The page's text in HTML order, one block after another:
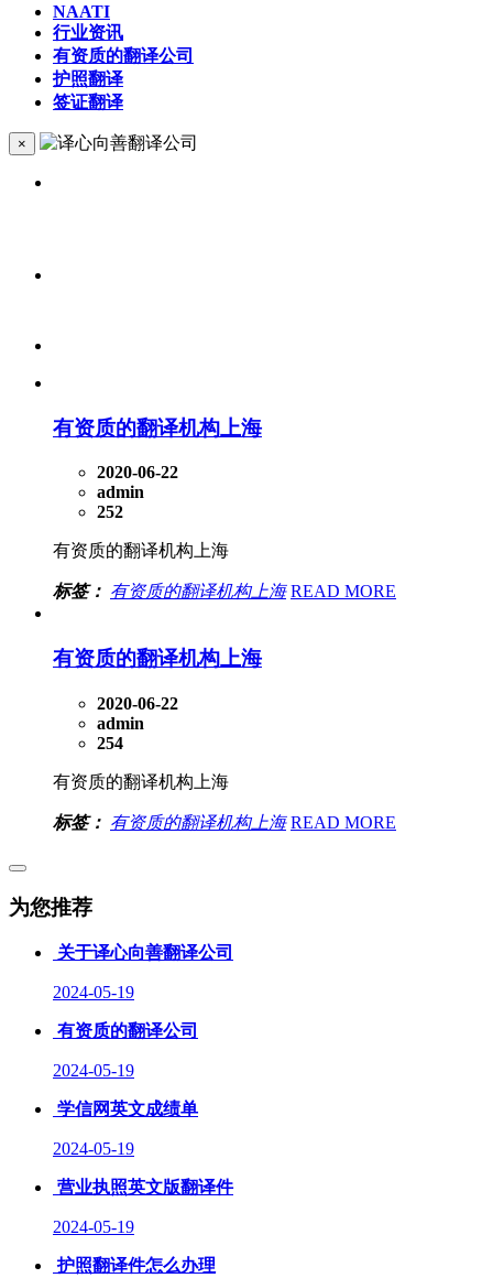
NAATI
行业资讯
有资质的翻译公司
护照翻译
签证翻译
×
有资质的翻译机构上海
2020-06-22
admin
252
有资质的翻译机构上海
标签： 有资质的翻译机构上海 READ MORE
有资质的翻译机构上海
2020-06-22
admin
254
有资质的翻译机构上海
标签： 有资质的翻译机构上海 READ MORE
为您推荐
关于译心向善翻译公司
2024-05-19
有资质的翻译公司
2024-05-19
学信网英文成绩单
2024-05-19
营业执照英文版翻译件
2024-05-19
护照翻译件怎么办理